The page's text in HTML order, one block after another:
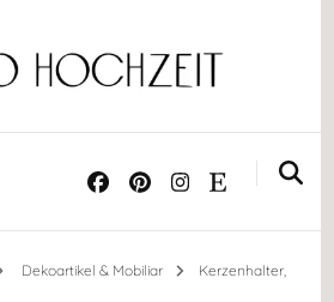
Dekoartikel & Mobiliar Kerzenhalter,